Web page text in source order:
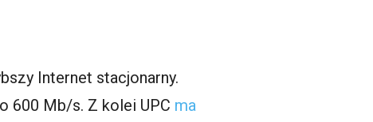
Internet stacjonarny.
600 Mb/s. Z kolei UPC ma